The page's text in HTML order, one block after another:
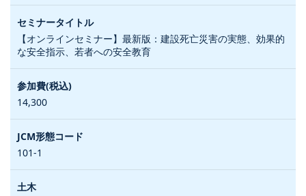
【オンラインセミナー】最新版：建設死亡災害の実態、効果的
な安全指示、若者への安全教育
14,300
101-1